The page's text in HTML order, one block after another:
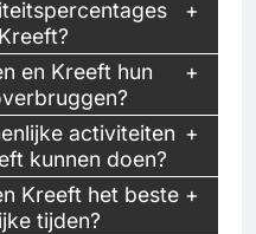
en Kreeft hun
activiteiten
kunnen doen?
Kreeft het beste
tijden?